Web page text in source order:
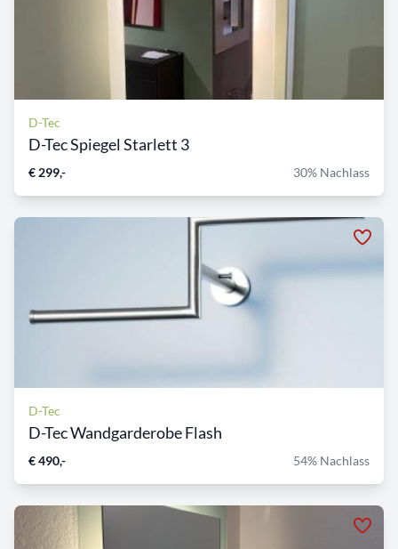
D-Tec
D-Tec Spiegel Starlett 3
€ 299,- 30% Nachlass
D-Tec
D-Tec Wandgarderobe Flash
€ 490,- 54% Nachlass